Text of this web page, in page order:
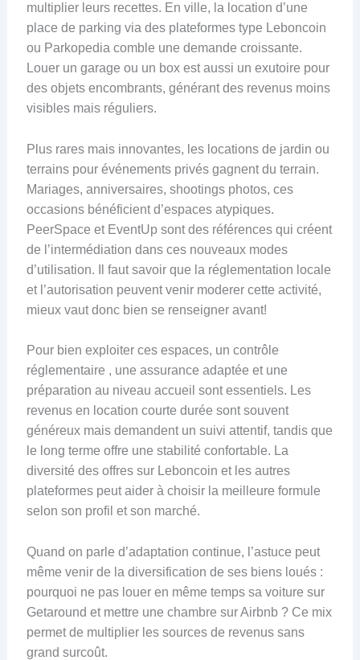
multiplier leurs recettes. En ville, la location d’une
place de parking via des plateformes type Leboncoin
ou Parkopedia comble une demande croissante.
Louer un garage ou un box est aussi un exutoire pour
des objets encombrants, générant des revenus moins
visibles mais réguliers.
Plus rares mais innovantes, les locations de jardin ou
terrains pour événements privés gagnent du terrain.
Mariages, anniversaires, shootings photos, ces
occasions bénéficient d’espaces atypiques.
PeerSpace et EventUp sont des références qui créent
de l’intermédiation dans ces nouveaux modes
d’utilisation. Il faut savoir que la réglementation locale
et l’autorisation peuvent venir moderer cette activité,
mieux vaut donc bien se renseigner avant!
Pour bien exploiter ces espaces, un contrôle
réglementaire , une assurance adaptée et une
préparation au niveau accueil sont essentiels. Les
revenus en location courte durée sont souvent
généreux mais demandent un suivi attentif, tandis que
le long terme offre une stabilité confortable. La
diversité des offres sur Leboncoin et les autres
plateformes peut aider à choisir la meilleure formule
selon son profil et son marché.
Quand on parle d’adaptation continue, l’astuce peut
même venir de la diversification de ses biens loués :
pourquoi ne pas louer en même temps sa voiture sur
Getaround et mettre une chambre sur Airbnb ? Ce mix
permet de multiplier les sources de revenus sans
grand surcoût.